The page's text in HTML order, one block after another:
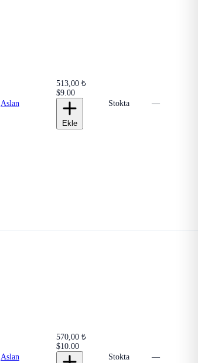
Aslan
513,00 ₺
$9.00
Ekle
Stokta —
Aslan
570,00 ₺
$10.00
Stokta
—